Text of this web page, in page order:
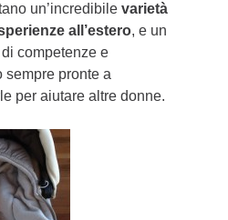
un’incredibilevarietà
all’estero, e un
competenze e
sempre pronte a
per aiutare altre donne.